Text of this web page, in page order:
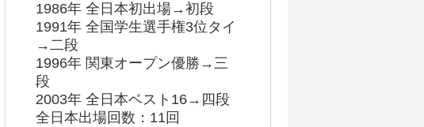
1986年 全日本初出場→初段
1991年 全国学生選手権3位タイ
→二段
1996年 関東オープン優勝→三
段
2003年 全日本ベスト16→四段
全日本出場回数：11回